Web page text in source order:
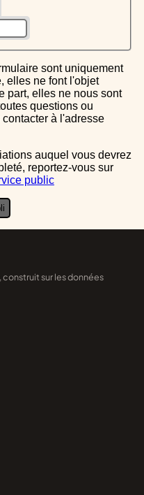
elles ne font l'objet
part, elles ne nous sont
questions ou
à l'adresse
reportez-vous sur
public